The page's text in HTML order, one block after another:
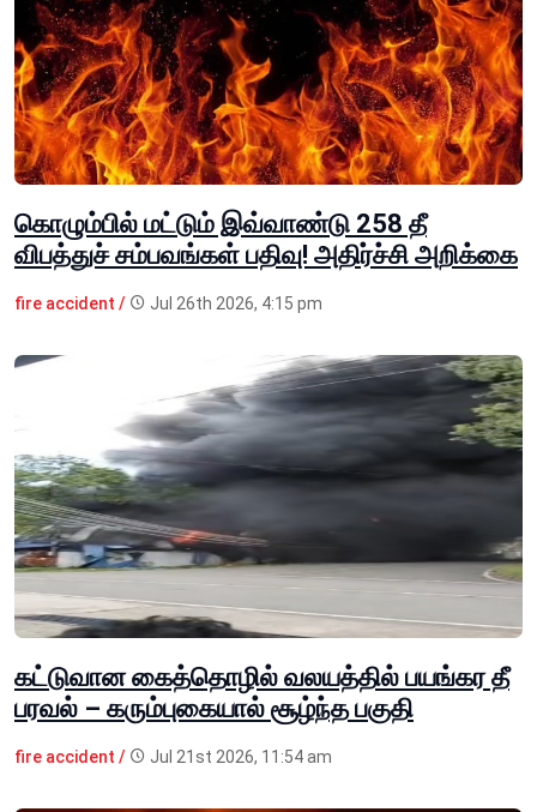
கொழும்பில் மட்டும் இவ்வாண்டு 258 தீ
விபத்துச் சம்பவங்கள் பதிவு! அதிர்ச்சி அறிக்கை
fire accident / Jul 26th 2026, 4:15 pm
கட்டுவான கைத்தொழில் வலயத்தில் பயங்கர தீ
பரவல் – கரும்புகையால் சூழ்ந்த பகுதி
fire accident / Jul 21st 2026, 11:54 am